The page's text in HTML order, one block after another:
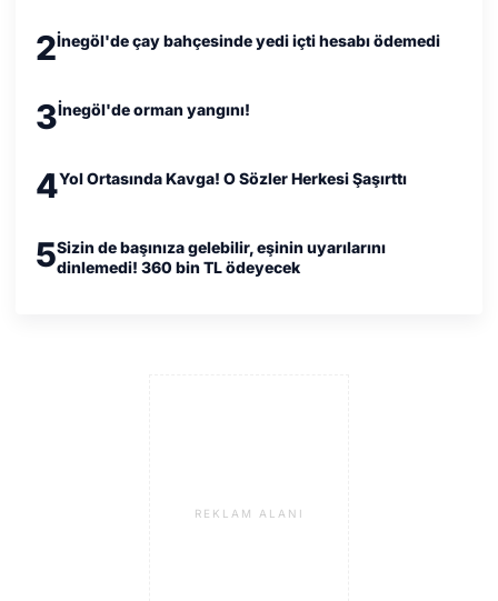
2İnegöl'de çay bahçesinde yedi içti hesabı ödemedi
3İnegöl'de orman yangını!
4Yol Ortasında Kavga! O Sözler Herkesi Şaşırttı
5Sizin de başınıza gelebilir, eşinin uyarılarını
dinlemedi! 360 bin TL ödeyecek
REKLAM ALANI